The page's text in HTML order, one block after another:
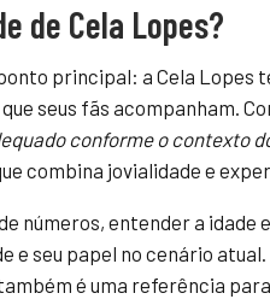
de Cela Lopes?
principal: a Cela Lopes
seus fãs acompanham.
conforme o contexto
combina jovialidade e
números, entender a idade
e seu papel no cenário
é uma referência